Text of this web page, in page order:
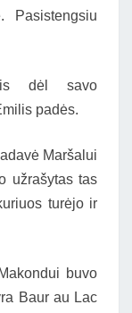
Pasistengsiu
dėl savo
padės.
Maršalui
užrašytas tas
turėjo ir
buvo
Baur au Lac